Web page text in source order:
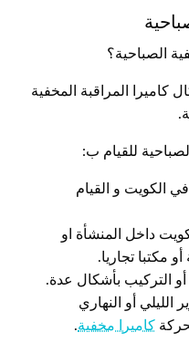
الصباحية؟
كاميرا المراقبة المخفية
الصباحية للقيام ب:
الكويت و القيام
داخل المنشأة او
مكتبا تجاريا.
التركيب بأشكال عدة.
الليلي أو النهاري
كاميرا مخفية.